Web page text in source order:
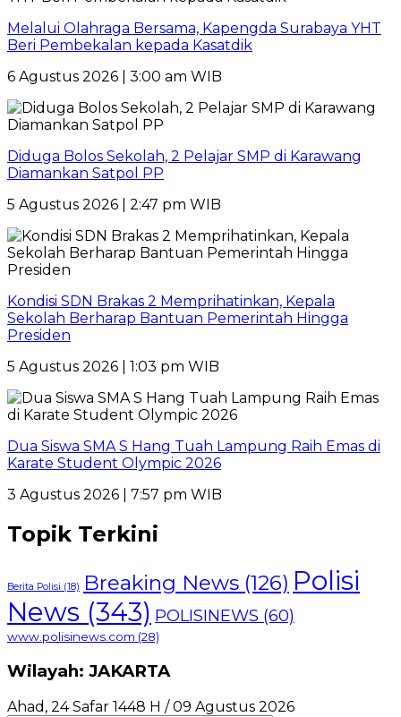
Melalui Olahraga Bersama, Kapengda Surabaya YHT
Beri Pembekalan kepada Kasatdik
6 Agustus 2026 | 3:00 am WIB
Diduga Bolos Sekolah, 2 Pelajar SMP di Karawang
Diamankan Satpol PP
5 Agustus 2026 | 2:47 pm WIB
Kondisi SDN Brakas 2 Memprihatinkan, Kepala
Sekolah Berharap Bantuan Pemerintah Hingga
Presiden
5 Agustus 2026 | 1:03 pm WIB
Dua Siswa SMA S Hang Tuah Lampung Raih Emas di
Karate Student Olympic 2026
3 Agustus 2026 | 7:57 pm WIB
Topik Terkini
Berita Polisi (18) Breaking News (126) Polisi
News (343) POLISINEWS (60)
www.polisinews.com (28)
Wilayah: JAKARTA
Ahad, 24 Safar 1448 H / 09 Agustus 2026